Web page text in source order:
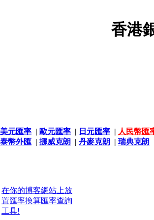
香港
美元匯率 | 歐元匯率 | 日元匯率 | 人民幣匯
泰幣外匯 | 挪威克朗 | 丹麥克朗 | 瑞典克朗
在你的博客網站上放
置匯率換算匯率查詢
工具!